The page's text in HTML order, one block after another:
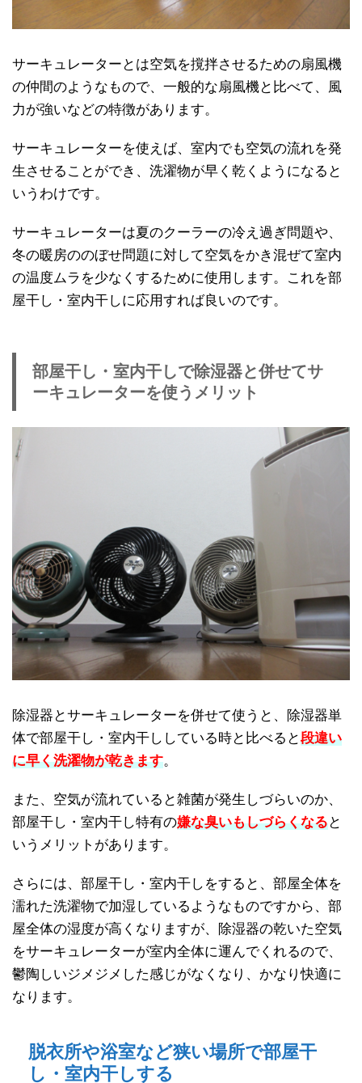
サーキュレーターとは空気を撹拌させるための扇風機
の仲間のようなもので、一般的な扇風機と比べて、風
力が強いなどの特徴があります。
サーキュレーターを使えば、室内でも空気の流れを発
生させることができ、洗濯物が早く乾くようになると
いうわけです。
サーキュレーターは夏のクーラーの冷え過ぎ問題や、
冬の暖房ののぼせ問題に対して空気をかき混ぜて室内
の温度ムラを少なくするために使用します。これを部
屋干し・室内干しに応用すれば良いのです。
部屋干し・室内干しで除湿器と併せてサ
ーキュレーターを使うメリット
除湿器とサーキュレーターを併せて使うと、除湿器単
体で部屋干し・室内干ししている時と比べると段違い
に早く洗濯物が乾きます。
また、空気が流れていると雑菌が発生しづらいのか、
部屋干し・室内干し特有の嫌な臭いもしづらくなると
いうメリットがあります。
さらには、部屋干し・室内干しをすると、部屋全体を
濡れた洗濯物で加湿しているようなものですから、部
屋全体の湿度が高くなりますが、除湿器の乾いた空気
をサーキュレーターが室内全体に運んでくれるので、
鬱陶しいジメジメした感じがなくなり、かなり快適に
なります。
脱衣所や浴室など狭い場所で部屋干
し・室内干しする